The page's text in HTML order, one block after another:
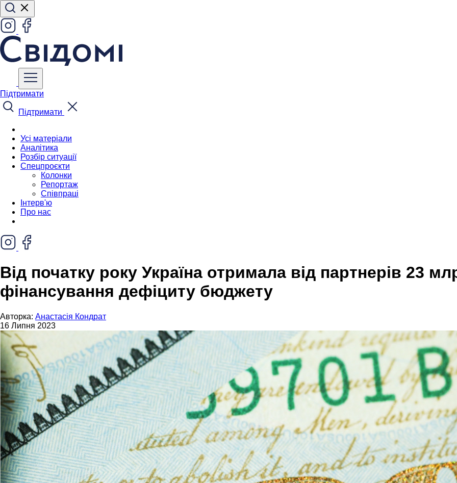
Підтримати
Підтримати
Усі матеріали
Аналітика
Розбір ситуації
Спецпроєкти
Колонки
Репортаж
Співпраці
Інтерв'ю
Про нас
Від початку року Україна отримала від партнерів 23
фінансування дефіциту бюджету
Авторка: Анастасія Кондрат
16 Липня 2023